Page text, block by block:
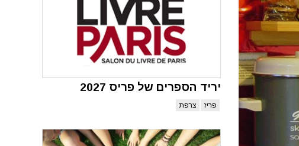
יריד הספרים של פריס 2027
פריז צרפת